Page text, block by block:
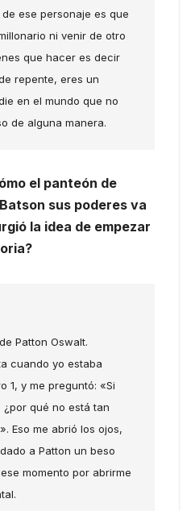
ese personaje es que
ni venir de otro
que hacer es decir
repente, eres un
en el mundo que no
de alguna manera.
el panteón de
sus poderes va
la idea de empezar
Patton Oswalt.
cuando yo estaba
1, y me preguntó: «Si
qué no está tan
Eso me abrió los ojos,
a Patton un beso
momento por abrirme